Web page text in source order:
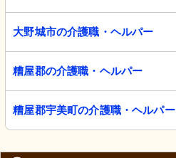
大野城市の介護職・ヘルパー
糟屋郡の介護職・ヘルパー
糟屋郡宇美町の介護職・ヘルパー